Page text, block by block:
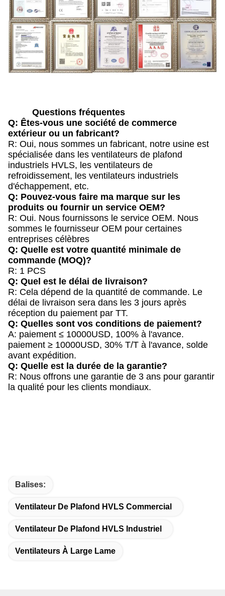
Questions fréquentes
Q: Êtes-vous une société de commerce
extérieur ou un fabricant?
R: Oui, nous sommes un fabricant, notre usine est
spécialisée dans les ventilateurs de plafond
industriels HVLS, les ventilateurs de
refroidissement, les ventilateurs industriels
d'échappement, etc.
Q: Pouvez-vous faire ma marque sur les
produits ou fournir un service OEM?
R: Oui. Nous fournissons le service OEM. Nous
sommes le fournisseur OEM pour certaines
entreprises célèbres
Q: Quelle est votre quantité minimale de
commande (MOQ)?
R: 1 PCS
Q: Quel est le délai de livraison?
R: Cela dépend de la quantité de commande. Le
délai de livraison sera dans les 3 jours après
réception du paiement par TT.
Q: Quelles sont vos conditions de paiement?
A: paiement ≤ 10000USD, 100% à l'avance.
paiement ≥ 10000USD, 30% T/T à l'avance, solde
avant expédition.
Q: Quelle est la durée de la garantie?
R: Nous offrons une garantie de 3 ans pour garantir
la qualité pour les clients mondiaux.
Balises:
Ventilateur De Plafond HVLS Commercial
Ventilateur De Plafond HVLS Industriel
Ventilateurs À Large Lame